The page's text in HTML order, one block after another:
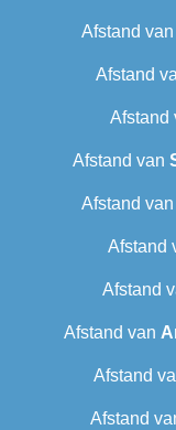
Afstand van
Afstand
Afstand
Afstand van
Afstand van
Afstand
Afstand
Afstand van
Afstand
Afstand